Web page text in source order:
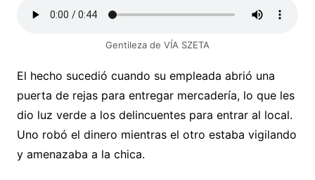
Gentileza de VÍA SZETA
El hecho sucedió cuando su empleada abrió una
puerta de rejas para entregar mercadería, lo que les
dio luz verde a los delincuentes para entrar al local.
Uno robó el dinero mientras el otro estaba vigilando
y amenazaba a la chica.